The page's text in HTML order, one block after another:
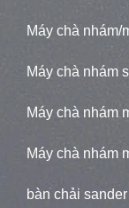
Máy chà nhám/
Máy chà nhám
Máy chà nhám
Máy chà nhám
bàn chải sander